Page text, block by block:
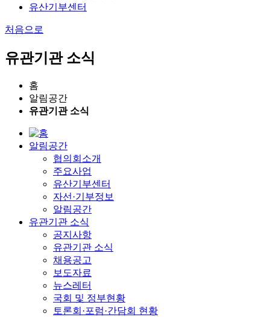
유산기부센터
처음으로
유관기관 소식
홈
알림공간
유관기관 소식
알림공간
협의회소개
주요사업
유산기부센터
자선·기부정보
알림공간
유관기관 소식
공지사항
유관기관 소식
채용공고
보도자료
뉴스레터
국회 및 정부현황
토론회·포럼·간담회 현황